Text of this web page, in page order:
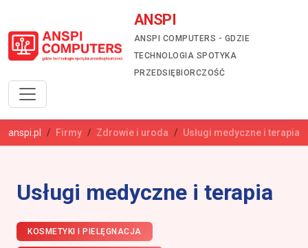
ANSPI
ANSPI COMPUTERS - GDZIE
TECHNOLOGIA SPOTYKA
PRZEDSIĘBIORCZOŚĆ
anspi.pl Firmy Zdrowie i uroda Usługi medyczne i terapia
Usługi medyczne i terapia
KOSMETYKI I PIELĘGNACJA